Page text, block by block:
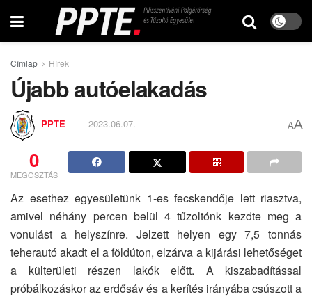
Címlap Hírek
Újabb autóelakadás
PPTE 2023.06.07. AA
0
MEGOSZTÁS
Az esethez egyesületünk 1-es fecskendője lett riasztva,
amivel néhány percen belül 4 tűzoltónk kezdte meg a
vonulást a helyszínre. Jelzett helyen egy 7,5 tonnás
teherautó akadt el a földúton, elzárva a kijárási lehetőséget
a külterületi részen lakók előtt. A kiszabadítással
próbálkozáskor az erdősáv és a kerítés irányába csúszott a